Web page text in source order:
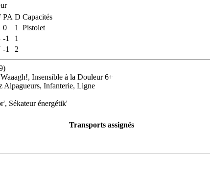
PA D Capacités
0 1
Pistolet
-1
1
-1 2
Insensible à la Douleur 6+
Alpagueurs, Infanterie, Ligne
Sékateur énergétik'
Transports assignés